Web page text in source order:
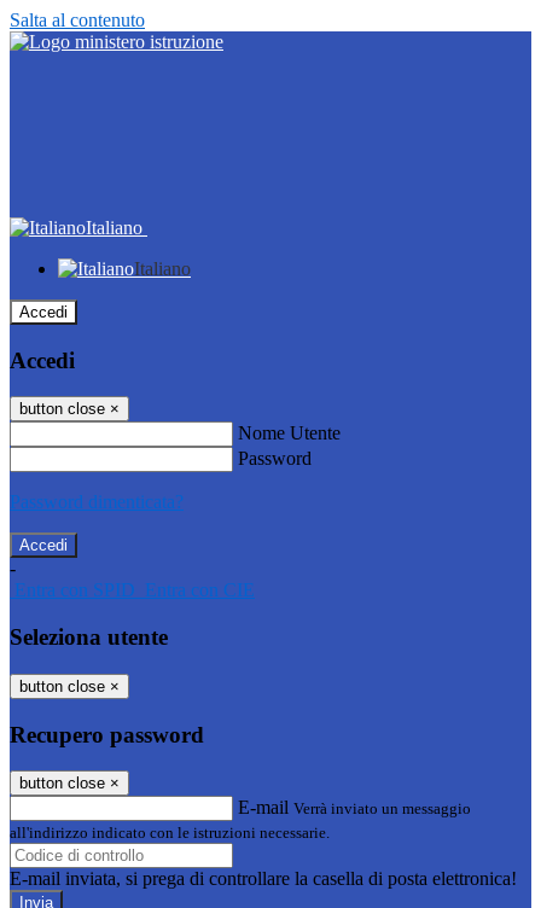
Salta al contenuto
Italiano
Italiano
Accedi
Accedi
button close ×
Nome Utente
Password
Password dimenticata?
-
Entra con SPID Entra con CIE
Seleziona utente
button close ×
Recupero password
button close ×
E-mail Verrà inviato un messaggio
all'indirizzo indicato con le istruzioni necessarie.
E-mail inviata, si prega di controllare la casella di posta elettronica!